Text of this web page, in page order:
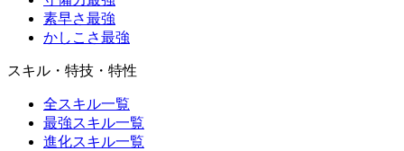
素早さ最強
かしこさ最強
スキル・特技・特性
全スキル一覧
最強スキル一覧
進化スキル一覧